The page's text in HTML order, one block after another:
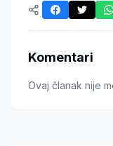
Komentari
Ovaj članak nije